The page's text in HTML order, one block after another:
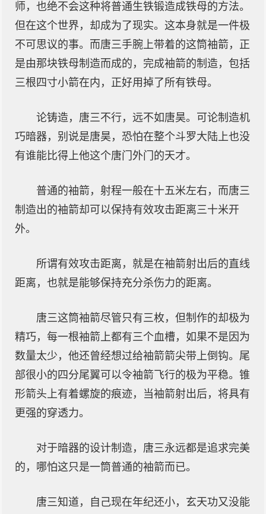
师，也绝不会这种将普通生铁锻造成铁母的方法。
但在这个世界，却成为了现实。这本身就是一件极
不可思议的事。而唐三手腕上带着的这筒袖箭，正
是由那块铁母制造而成的，完成袖箭的制造，包括
三根四寸小箭在内，正好用掉了所有铁母。
论铸造，唐三不行，远不如唐昊。可论制造机
巧暗器，别说是唐昊，恐怕在整个斗罗大陆上也没
有谁能比得上他这个唐门外门的天才。
普通的袖箭，射程一般在十五米左右，而唐三
制造出的袖箭却可以保持有效攻击距离三十米开
外。
所谓有效攻击距离，就是在袖箭射出后的直线
距离，也就是能够保持充分杀伤力的距离。
唐三这筒袖箭尽管只有三枚，但制作的却极为
精巧，每一根袖箭上都有三个血槽，如果不是因为
数量太少，他还曾经想过给袖箭箭尖带上倒钩。尾
部很小的四分尾翼可以令袖箭飞行的极为平稳。锥
形箭头上有着螺旋的痕迹，当袖箭射出后，将具有
更强的穿透力。
对于暗器的设计制造，唐三永远都是追求完美
的，哪怕这只是一筒普通的袖箭而已。
唐三知道，自己现在年纪还小，玄天功又没能